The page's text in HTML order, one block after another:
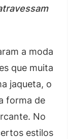
a moda
que muita
jaqueta, o
forma de
No
estilos